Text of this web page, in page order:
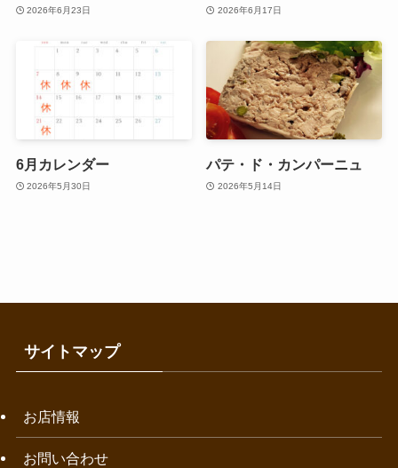
2026年6月23日 2026年6月17日
6月カレンダー
2026年5月30日
パテ・ド・カンパーニュ
2026年5月14日
サイトマップ
お店情報
お問い合わせ